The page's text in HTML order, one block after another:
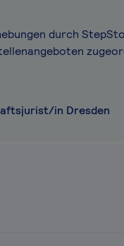
durch
in Dresden